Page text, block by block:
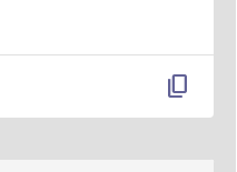
content_copy